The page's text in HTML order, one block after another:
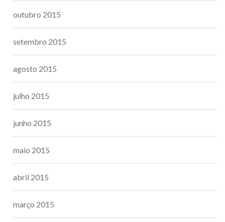
outubro 2015
setembro 2015
agosto 2015
julho 2015
junho 2015
maio 2015
abril 2015
março 2015